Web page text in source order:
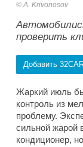
A. Krivonosov
проверить
Добавить
Жаркий июль
контроль из
проблему.
сильной жарой
кондиционер,